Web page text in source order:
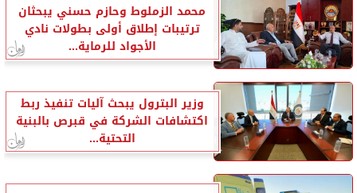
محمد الزملوط وحازم حسني يبحثان
ترتيبات إطلاق أولى بطولات نادي
الأجواد للرماية...
وزير البترول يبحث آليات تنفيذ ربط
اكتشافات الشركة في قبرص بالبنية
التحتية...